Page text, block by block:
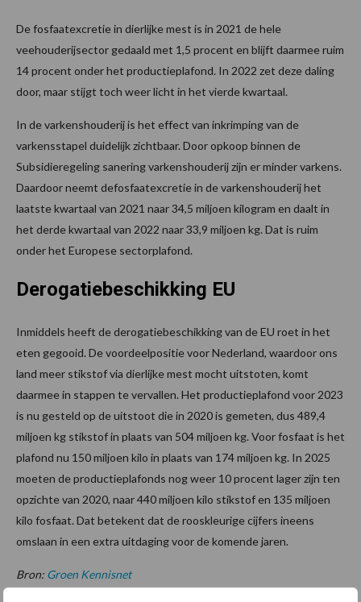
De fosfaatexcretie in dierlijke mest is in 2021 de hele
veehouderijsector gedaald met 1,5 procent en blijft daarmee ruim
14 procent onder het productieplafond. In 2022 zet deze daling
door, maar stijgt toch weer licht in het vierde kwartaal.
In de varkenshouderij is het effect van inkrimping van de
varkensstapel duidelijk zichtbaar. Door opkoop binnen de
Subsidieregeling sanering varkenshouderij zijn er minder varkens.
Daardoor neemt defosfaatexcretie in de varkenshouderij het
laatste kwartaal van 2021 naar 34,5 miljoen kilogram en daalt in
het derde kwartaal van 2022 naar 33,9 miljoen kg. Dat is ruim
onder het Europese sectorplafond.
Derogatiebeschikking EU
Inmiddels heeft de derogatiebeschikking van de EU roet in het
eten gegooid. De voordeelpositie voor Nederland, waardoor ons
land meer stikstof via dierlijke mest mocht uitstoten, komt
daarmee in stappen te vervallen. Het productieplafond voor 2023
is nu gesteld op de uitstoot die in 2020 is gemeten, dus 489,4
miljoen kg stikstof in plaats van 504 miljoen kg. Voor fosfaat is het
plafond nu 150 miljoen kilo in plaats van 174 miljoen kg. In 2025
moeten de productieplafonds nog weer 10 procent lager zijn ten
opzichte van 2020, naar 440 miljoen kilo stikstof en 135 miljoen
kilo fosfaat. Dat betekent dat de rooskleurige cijfers ineens
omslaan in een extra uitdaging voor de komende jaren.
Bron: Groen Kennisnet